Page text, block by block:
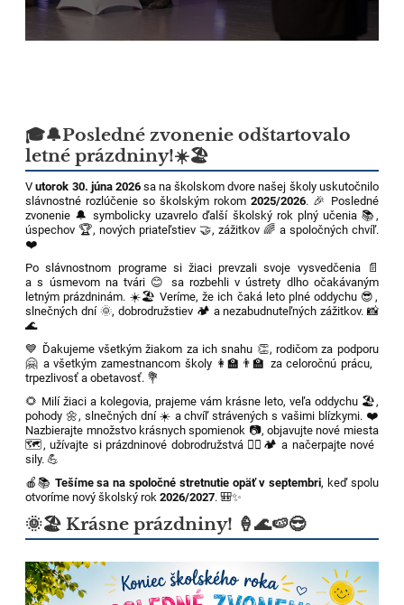
🎓🔔Posledné zvonenie odštartovalo
letné prázdniny!☀️🏖️
Vutorok 30. júna 2026sa na školskom dvore našej školy uskutočnilo
slávnostné rozlúčenie so školským rokom 2025/2026. 🎉 Posledné
zvonenie 🔔 symbolicky uzavrelo ďalší školský rok plný učenia 📚,
úspechov 🏆, nových priateľstiev 🤝, zážitkov 🌈 a spoločných chvíľ.
❤️
Po slávnostnom programe si žiaci prevzali svoje vysvedčenia 📄
a s úsmevom na tvári 😊 sa rozbehli v ústrety dlho očakávaným
letným prázdninám. ☀️🏖️ Veríme, že ich čaká leto plné oddychu 😎,
slnečných dní 🌞, dobrodružstiev 🏕️ a nezabudnuteľných zážitkov. 📸
🌊
💙 Ďakujeme všetkým žiakom za ich snahu 👏, rodičom za podporu
🤗 a všetkým zamestnancom školy 👩‍🏫👨‍🏫 za celoročnú prácu,
trpezlivosť a obetavosť. 💐
🌻 Milí žiaci a kolegovia, prajeme vám krásne leto, veľa oddychu 🏖️,
pohody 🌼, slnečných dní ☀️ a chvíľ strávených s vašimi blízkymi. ❤️
Nazbierajte množstvo krásnych spomienok 📷, objavujte nové miesta
🗺️, užívajte si prázdninové dobrodružstvá 🚴‍♀️🏕️ a načerpajte nové
sily. 💪
🍎📚 Tešíme sa na spoločné stretnutie opäť v septembri, keď spolu
otvoríme nový školský rok2026/2027. 🎒✨
🌞🏖️ Krásne prázdniny! 🍦🌊🍉😎